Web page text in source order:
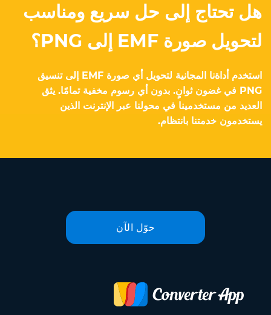
هل تحتاج إلى حل سريع ومناسب
لتحويل صورة EMF إلى PNG؟
استخدم أداةنا المجانية لتحويل أي صورة EMF إلى تنسيق
PNG في غضون ثوانٍ. بدون أي رسوم مخفية تمامًا. يثق
العديد من مستخدمينا في محولنا عبر الإنترنت الذين
يستخدمون خدمتنا بانتظام.
حوّل الآن